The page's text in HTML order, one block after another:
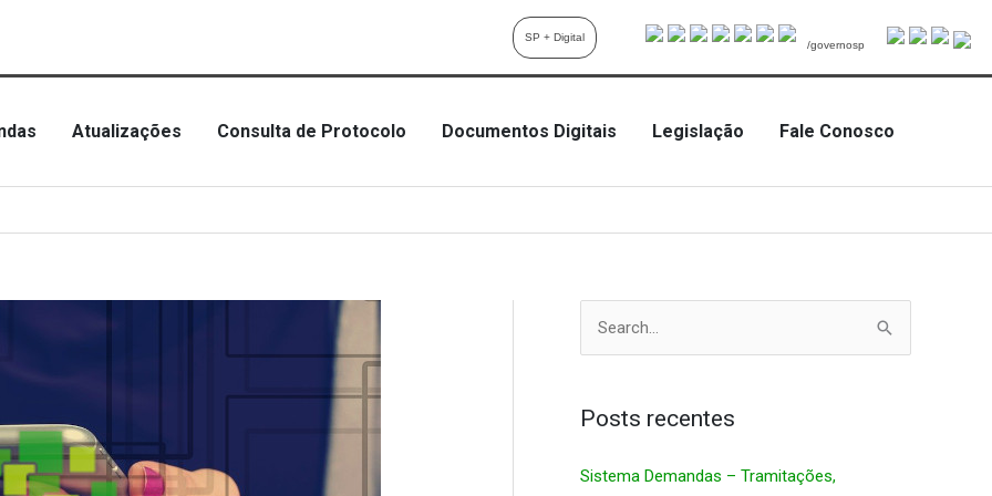
SP + Digital
/governosp
Atualizações Consulta de Protocolo Documentos Digitais Legislação Fale Conosco
q
i
Posts recentes
Sistema Demandas – Tramitações,